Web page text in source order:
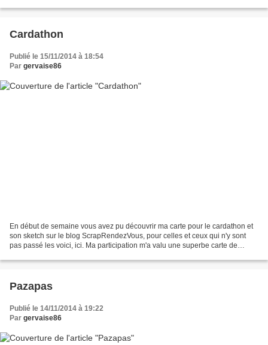
Cardathon
Publié le 15/11/2014 à 18:54
Par gervaise86
En début de semaine vous avez pu découvrir ma carte pour le cardathon et
son sketch sur le blog ScrapRendezVous, pour celles et ceux qui n'y sont
pas passé les voici, ici. Ma participation m'a valu une superbe carte de
Pazapas
Publié le 14/11/2014 à 19:22
Par gervaise86